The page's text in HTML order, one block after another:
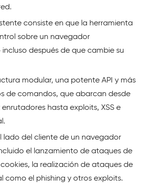
consiste en que la herramienta
sobre un navegador
después de que cambie su
modular, una potente API y más
de comandos, que abarcan desde
hasta exploits, XSS e
lado del cliente de un navegador
el lanzamiento de ataques de
la realización de ataques de
como el phishing y otros exploits.